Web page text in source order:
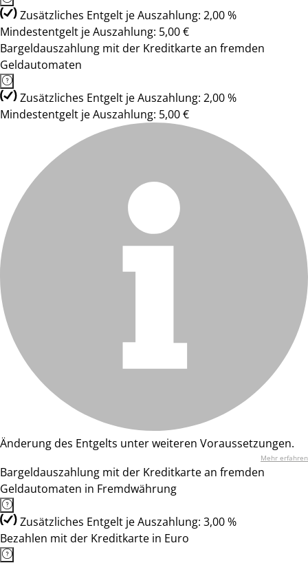
Zusätzliches Entgelt je Auszahlung: 2,00 %
Mindestentgelt je Auszahlung: 5,00 €
Bargeldauszahlung mit der Kreditkarte an fremden
Geldautomaten
Zusätzliches Entgelt je Auszahlung: 2,00 %
Mindestentgelt je Auszahlung: 5,00 €
Änderung des Entgelts unter weiteren Voraussetzungen.
Mehr erfahren
Bargeldauszahlung mit der Kreditkarte an fremden
Geldautomaten in Fremdwährung
Zusätzliches Entgelt je Auszahlung: 3,00 %
Bezahlen mit der Kreditkarte in Euro